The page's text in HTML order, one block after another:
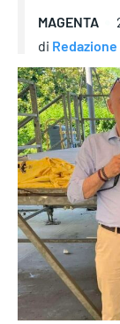
MAGENTA
di